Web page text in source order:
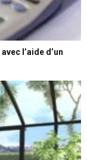
l’aide d’un